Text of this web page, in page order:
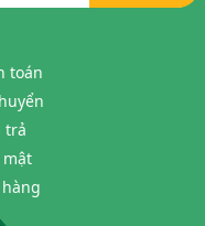
toán
trả
mật